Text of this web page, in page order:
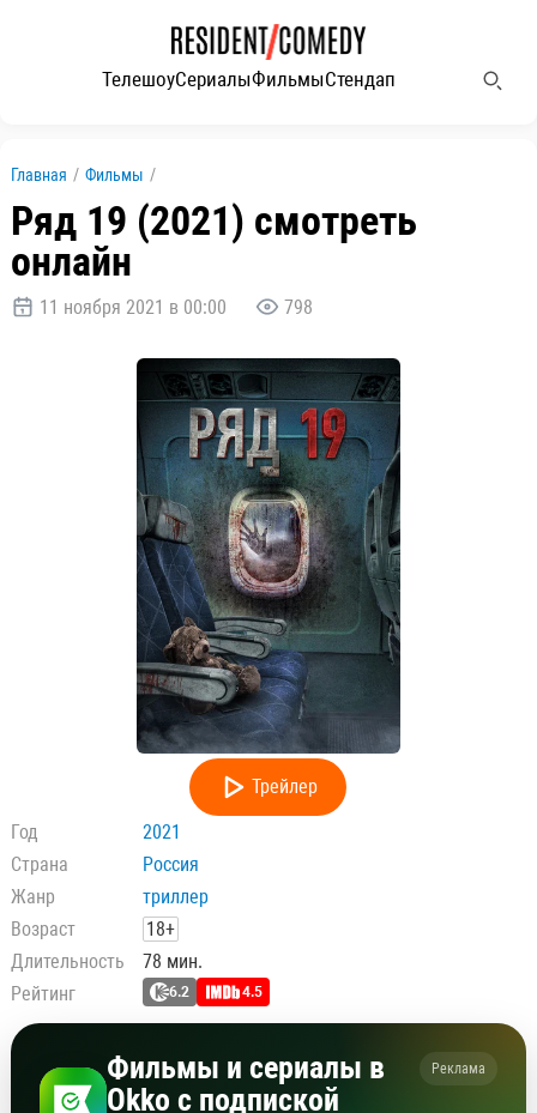
ТелешоуСериалыФильмыСтендап
Главная / Фильмы /
Ряд 19 (2021) смотреть
онлайн
11 ноября 2021 в 00:00 798
Трейлер
Год
2021
Страна
Россия
Жанр
триллер
Возраст
18+
Длительность
78 мин.
Рейтинг
6.2 4.5
Фильмы и сериалы в
Okko с подпиской
Реклама